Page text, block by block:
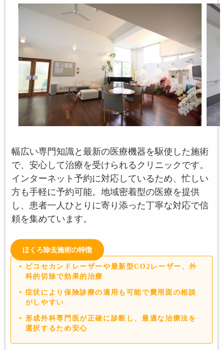
幅広い専門知識と最新の医療機器を駆使した施術
で、安心して治療を受けられるクリニックです。
インターネット予約に対応しているため、忙しい
方も手軽に予約可能。地域密着型の医療を提供
し、患者一人ひとりに寄り添った丁寧な対応で信
頼を集めています。
ほくろ除去施術の特徴
ピコセカンドレーザーや最新型CO2レーザー、外
科的切除で効果的治療
症状により保険診療の適用も可能で費用面の相談
がしやすい
形成外科専門医が正確に診断し、最適な治療法を
選択するため安心